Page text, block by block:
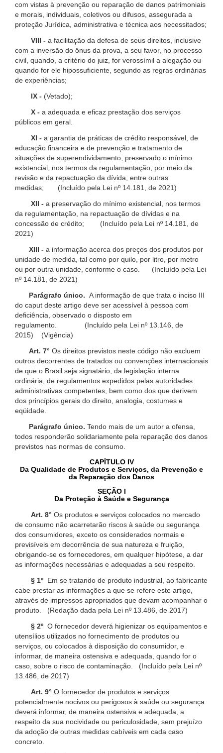
com vistas à prevenção ou reparação de danos patrimoniais
e morais, individuais, coletivos ou difusos, assegurada a
proteção Jurídica, administrativa e técnica aos necessitados;
VIII - a facilitação da defesa de seus direitos, inclusive
com a inversão do ônus da prova, a seu favor, no processo
civil, quando, a critério do juiz, for verossímil a alegação ou
quando for ele hipossuficiente, segundo as regras ordinárias
de experiências;
IX - (Vetado);
X - a adequada e eficaz prestação dos serviços
públicos em geral.
XI - a garantia de práticas de crédito responsável, de
educação financeira e de prevenção e tratamento de
situações de superendividamento, preservado o mínimo
existencial, nos termos da regulamentação, por meio da
revisão e da repactuação da dívida, entre outras
medidas; (Incluído pela Lei nº 14.181, de 2021)
XII - a preservação do mínimo existencial, nos termos
da regulamentação, na repactuação de dívidas e na
concessão de crédito; (Incluído pela Lei nº 14.181, de
2021)
XIII - a informação acerca dos preços dos produtos por
unidade de medida, tal como por quilo, por litro, por metro
ou por outra unidade, conforme o caso. (Incluído pela Lei
nº 14.181, de 2021)
Parágrafo único. A informação de que trata o inciso III
do caput deste artigo deve ser acessível à pessoa com
deficiência, observado o disposto em
regulamento. (Incluído pela Lei nº 13.146, de
2015) (Vigência)
Art. 7° Os direitos previstos neste código não excluem
outros decorrentes de tratados ou convenções internacionais
de que o Brasil seja signatário, da legislação interna
ordinária, de regulamentos expedidos pelas autoridades
administrativas competentes, bem como dos que derivem
dos princípios gerais do direito, analogia, costumes e
eqüidade.
Parágrafo único. Tendo mais de um autor a ofensa,
todos responderão solidariamente pela reparação dos danos
previstos nas normas de consumo.
CAPÍTULO IV
Da Qualidade de Produtos e Serviços, da Prevenção e
da Reparação dos Danos
SEÇÃO I
Da Proteção à Saúde e Segurança
Art. 8° Os produtos e serviços colocados no mercado
de consumo não acarretarão riscos à saúde ou segurança
dos consumidores, exceto os considerados normais e
previsíveis em decorrência de sua natureza e fruição,
obrigando-se os fornecedores, em qualquer hipótese, a dar
as informações necessárias e adequadas a seu respeito.
§ 1º Em se tratando de produto industrial, ao fabricante
cabe prestar as informações a que se refere este artigo,
através de impressos apropriados que devam acompanhar o
produto. (Redação dada pela Lei nº 13.486, de 2017)
§ 2º O fornecedor deverá higienizar os equipamentos e
utensílios utilizados no fornecimento de produtos ou
serviços, ou colocados à disposição do consumidor, e
informar, de maneira ostensiva e adequada, quando for o
caso, sobre o risco de contaminação. (Incluído pela Lei nº
13.486, de 2017)
Art. 9° O fornecedor de produtos e serviços
potencialmente nocivos ou perigosos à saúde ou segurança
deverá informar, de maneira ostensiva e adequada, a
respeito da sua nocividade ou periculosidade, sem prejuízo
da adoção de outras medidas cabíveis em cada caso
concreto.